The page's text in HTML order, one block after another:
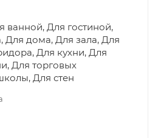
ванной, Для гостиной,
Для дома, Для зала, Для
Для кухни, Для
Для торговых
Для стен